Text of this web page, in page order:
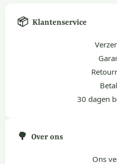
📦 Klantenservice
30 dagen
🌳 Over ons
Ons